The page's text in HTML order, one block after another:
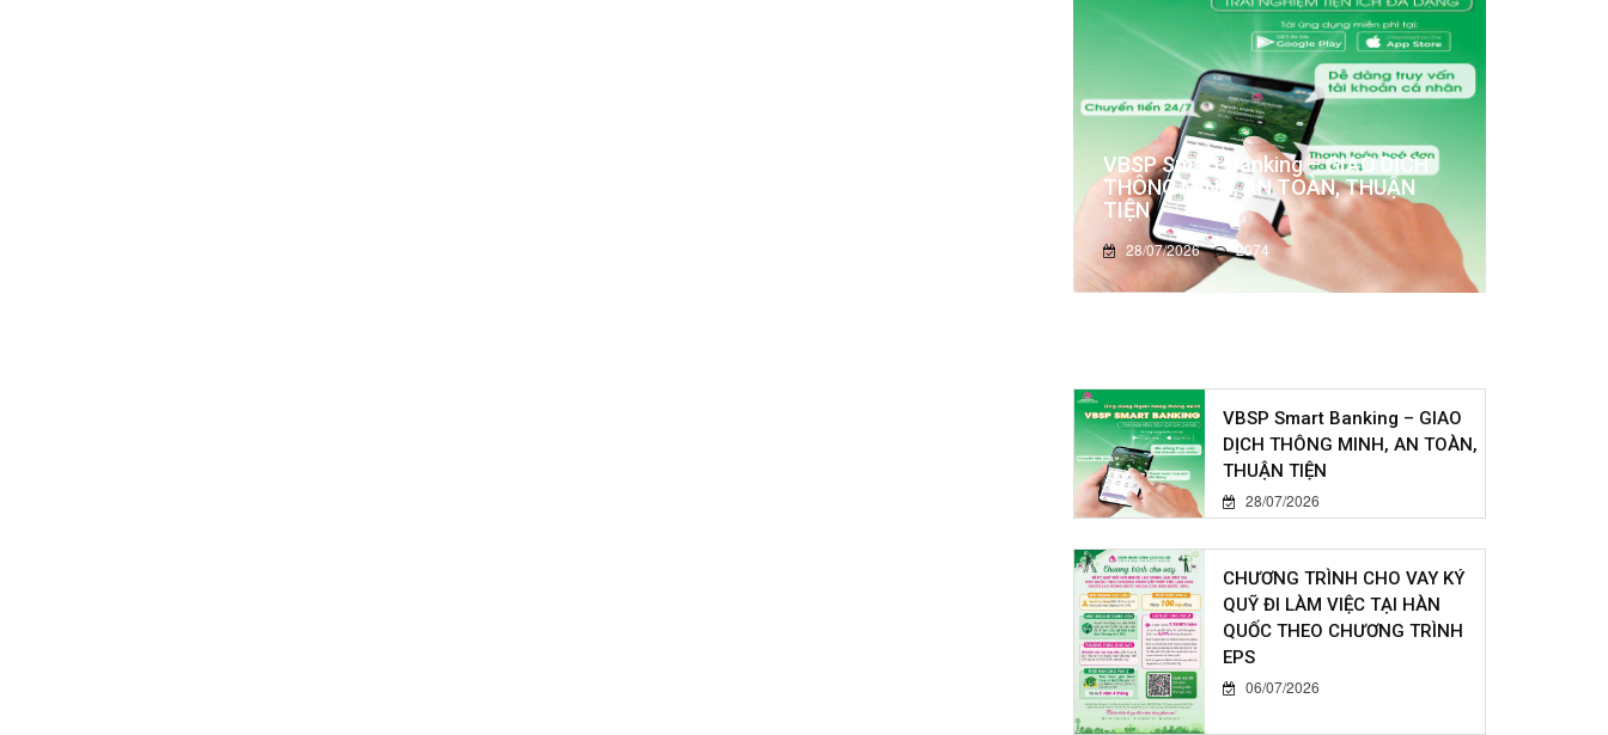
VBSP Smart Banking – GIAO DỊCH
THÔNG MINH, AN TOÀN, THUẬN
TIỆN
28/07/2026 2074
VBSP Smart Banking – GIAO
DỊCH THÔNG MINH, AN TOÀN,
THUẬN TIỆN
28/07/2026
CHƯƠNG TRÌNH CHO VAY KÝ
QUỸ ĐI LÀM VIỆC TẠI HÀN
QUỐC THEO CHƯƠNG TRÌNH
EPS
06/07/2026